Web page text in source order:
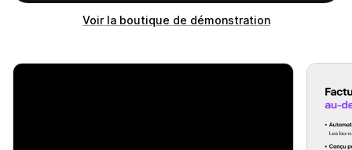
Voir la boutique de démonstration